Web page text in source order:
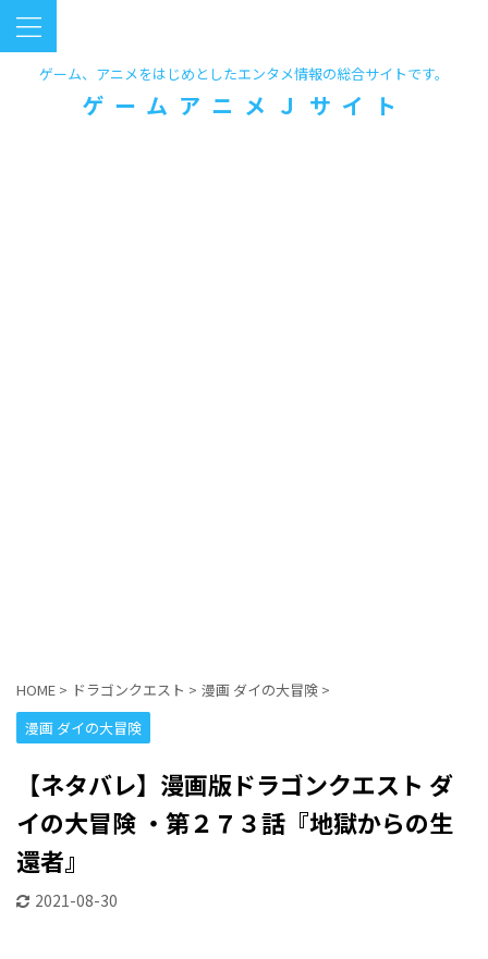
ゲーム、アニメをはじめとしたエンタメ情報の総合サイトです。
ゲームアニメＪサイト
HOME > ドラゴンクエスト > 漫画 ダイの大冒険 >
漫画 ダイの大冒険
【ネタバレ】漫画版ドラゴンクエスト ダ
イの大冒険 ・第２７３話『地獄からの生
還者』
2021-08-30